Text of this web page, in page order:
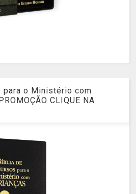
para o Ministério com
CLIQUE NA